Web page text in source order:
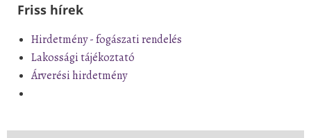
Friss hírek
Hirdetmény - fogászati rendelés
Lakossági tájékoztató
Árverési hirdetmény